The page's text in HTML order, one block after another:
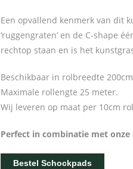
Een opvallend kenmerk van dit
‘ruggengraten’ en de C-shape
rechtop staan en is het
Beschikbaar in rolbreedte
Maximale rollengte 25 meter.
Wij leveren op maat per 10cm
Perfect in combinatie met onze
Bestel Schockpads